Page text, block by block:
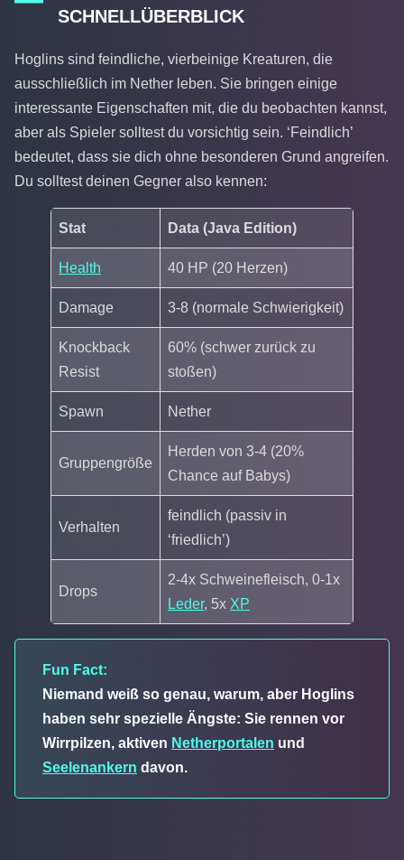
SCHNELLÜBERBLICK
Hoglins sind feindliche, vierbeinige Kreaturen, die
ausschließlich im Nether leben. Sie bringen einige
interessante Eigenschaften mit, die du beobachten kannst,
aber als Spieler solltest du vorsichtig sein. ‘Feindlich’
bedeutet, dass sie dich ohne besonderen Grund angreifen.
Du solltest deinen Gegner also kennen:
Stat Data (Java Edition)
Health 40 HP (20 Herzen)
Damage 3-8 (normale Schwierigkeit)
Knockback
Resist
60% (schwer zurück zu
stoßen)
Spawn Nether
Gruppengröße
Herden von 3-4 (20%
Chance auf Babys)
Verhalten
feindlich (passiv in
‘friedlich’)
Drops
2-4x Schweinefleisch, 0-1x
Leder, 5x XP
Fun Fact:
Niemand weiß so genau, warum, aber Hoglins
haben sehr spezielle Ängste: Sie rennen vor
Wirrpilzen, aktiven Netherportalen und
Seelenankern davon.